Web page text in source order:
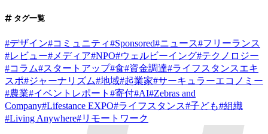
タグ一覧
#デザイン#コミュニティ#Sponsored#ニュース#フリーランス
#レビュー# メディア#NPO#ウェルビーイング#テクノロジー
#コラム#スタートアップ#食#資金調達#ライフスタンスエキ
スポ#ジャーナリズム#地域#起業家#サーキュラーエコノミー
#農業#イベントレポート #寄付#AI#Zebras and
Company#Lifestance EXPO#ライフスタンス#子ども#組織
#Living Anywhere#リモートワーク